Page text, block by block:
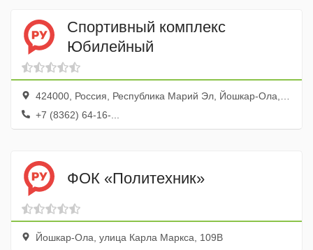
Спортивный комплекс
Юбилейный
424000, Россия, Республика Марий Эл, Йошкар-Ола, Советская улица, 179
+7 (8362) 64-16-...
ФОК «Политехник»
Йошкар-Ола, улица Карла Маркса, 109В